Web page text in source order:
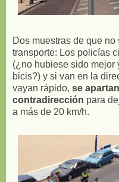
Dos muestras de que
transporte: Los policías
(¿no hubiese sido mejor
bicis?) y si van en la
vayan rápido, se
contradirección para
a más de 20 km/h.